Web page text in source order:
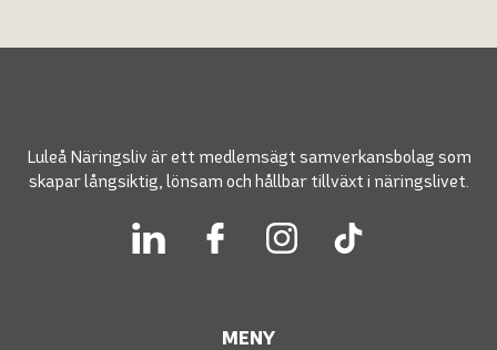
Luleå Näringsliv är ett medlemsägt samverkansbolag som
skapar långsiktig, lönsam och hållbar tillväxt i näringslivet.
MENY